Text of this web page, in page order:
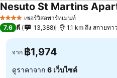
4 ดาว เซอร์วิสอพาร์ทเมนท์
Nesuto St Martins
7.6 ดี 13,388 1.1 km ถึง สกายทา
จาก ฿1,974
ดูราคาจาก 6 เว็บไซต์